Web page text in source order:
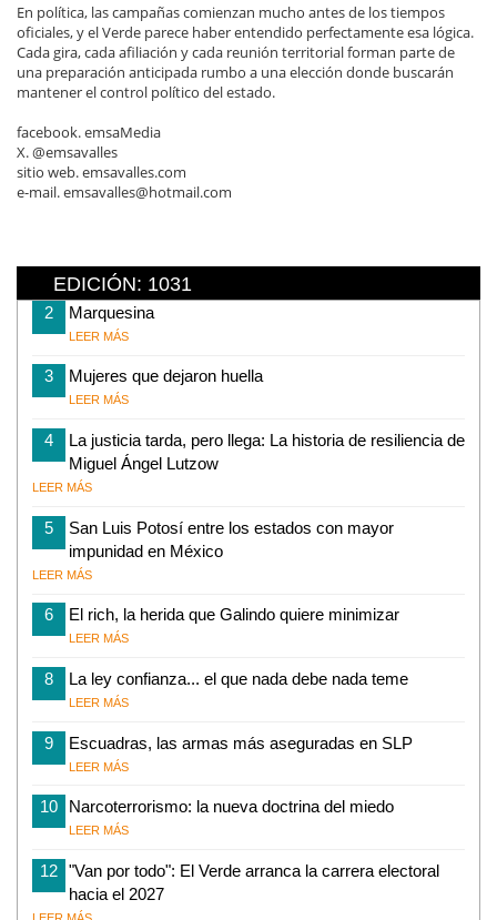
En política, las campañas comienzan mucho antes de los tiempos
oficiales, y el Verde parece haber entendido perfectamente esa lógica.
Cada gira, cada afiliación y cada reunión territorial forman parte de
una preparación anticipada rumbo a una elección donde buscarán
mantener el control político del estado.
facebook. emsaMedia
X. @emsavalles
sitio web. emsavalles.com
e-mail. emsavalles@hotmail.com
EDICIÓN: 1031
2 Marquesina
LEER MÁS
3 Mujeres que dejaron huella
LEER MÁS
4
La justicia tarda, pero llega: La historia de resiliencia de
Miguel Ángel Lutzow
LEER MÁS
5
San Luis Potosí entre los estados con mayor
impunidad en México
LEER MÁS
6 El rich, la herida que Galindo quiere minimizar
LEER MÁS
8 La ley confianza... el que nada debe nada teme
LEER MÁS
9 Escuadras, las armas más aseguradas en SLP
LEER MÁS
10 Narcoterrorismo: la nueva doctrina del miedo
LEER MÁS
12
"Van por todo": El Verde arranca la carrera electoral
hacia el 2027